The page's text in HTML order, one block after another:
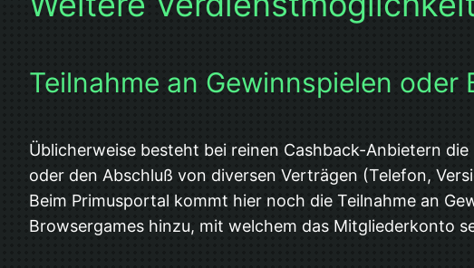
Teilnahme an Gewinnspielen oder
Üblicherweise besteht bei reinen Cashback-Anbietern
oder den Abschluß von diversen Verträgen (Telefon,
Beim Primusportal kommt hier noch die Teilnahme an
Browsergames hinzu, mit welchem das Mitgliederkonto